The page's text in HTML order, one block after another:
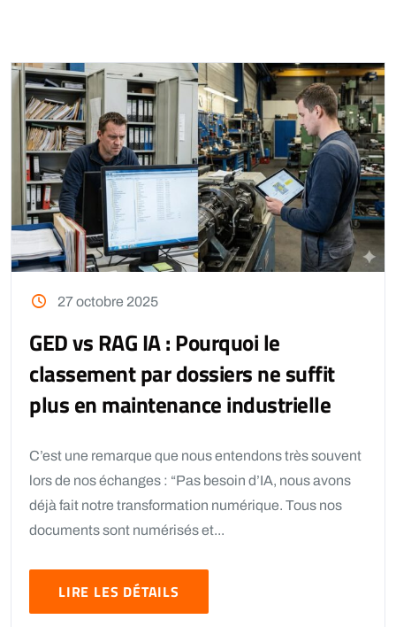
27 octobre 2025
GED vs RAG IA : Pourquoi le
classement par dossiers ne suffit
plus en maintenance industrielle
C’est une remarque que nous entendons très souvent
lors de nos échanges : “Pas besoin d’IA, nous avons
déjà fait notre transformation numérique. Tous nos
documents sont numérisés et...
LIRE LES DÉTAILS